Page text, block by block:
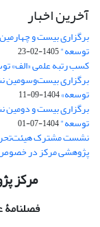
آخرین اخبار
برگزاری بیست و
توسعه"1405-02-23
کسب رتبه علمی «الف»
برگزاری بیست‌وسومین
توسعه»1404-09-11
برگزاری بیست و
توسعه"1404-07-01
نشست مشترک
پژوهشی مرکز در خصوص
مرکز